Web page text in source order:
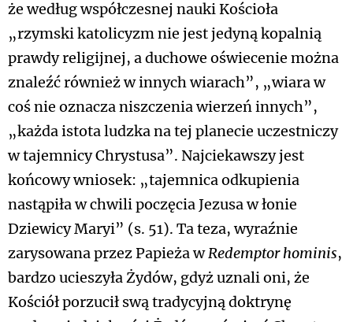
że według współczesnej nauki Kościoła
„rzymski katolicyzm nie jest jedyną kopalnią
prawdy religijnej, a duchowe oświecenie można
znaleźć również w innych wiarach”, „wiara w
coś nie oznacza niszczenia wierzeń innych”,
„każda istota ludzka na tej planecie uczestniczy
w tajemnicy Chrystusa”. Najciekawszy jest
końcowy wniosek: „tajemnica odkupienia
nastąpiła w chwili poczęcia Jezusa w łonie
Dziewicy Maryi” (s. 51). Ta teza, wyraźnie
zarysowana przez Papieża wRedemptor hominis,
bardzo ucieszyła Żydów, gdyż uznali oni, że
Kościół porzucił swą tradycyjną doktrynę